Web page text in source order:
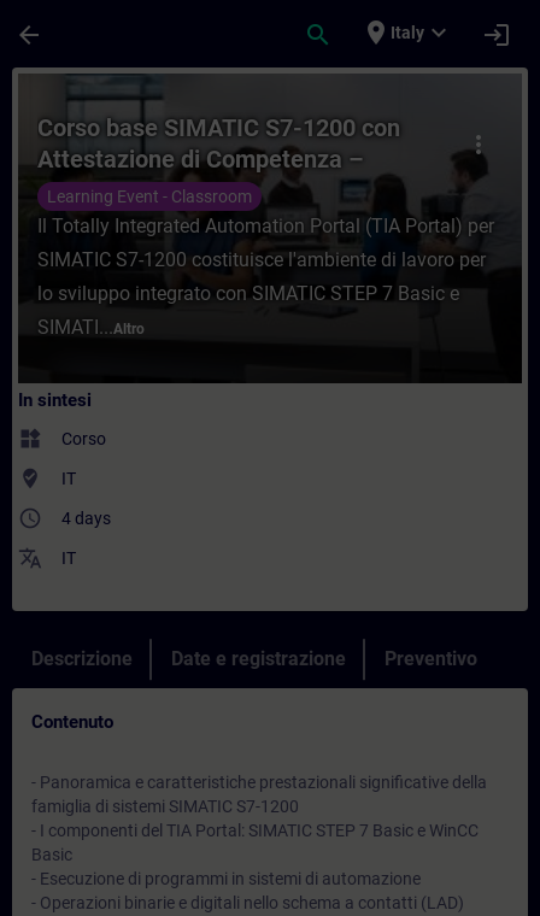
arrow_back search place Italy expand_more login
Corso - Corso base SIMATIC S7-1200
more_vert
Corso base SIMATIC S7-1200 con
Attestazione di Competenza –
Programma SITRAIN MICRO
Learning Event - Classroom
Il Totally Integrated Automation Portal (TIA Portal) per
SIMATIC S7-1200 costituisce l'ambiente di lavoro per
lo sviluppo integrato con SIMATIC STEP 7 Basic e
SIMATI...Altro
In sintesi
widgets Corso
where_to_vote IT
access_time 4 days
translate IT
Descrizione Date e registrazione Preventivo
Contenuto
- Panoramica e caratteristiche prestazionali significative della
famiglia di sistemi SIMATIC S7-1200
- I componenti del TIA Portal: SIMATIC STEP 7 Basic e WinCC
Basic
- Esecuzione di programmi in sistemi di automazione
- Operazioni binarie e digitali nello schema a contatti (LAD)